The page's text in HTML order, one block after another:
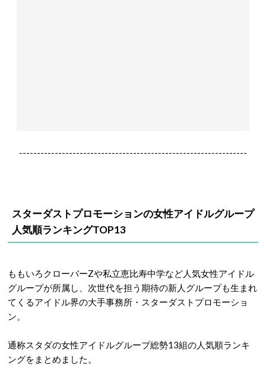
----------------------------------------------------------------
スターダストプロモーションの女性アイドルグループ
人気順ランキングTOP13
ももいろクローバーZや私立恵比寿中学など人気女性アイドル
グループが所属し、次世代を担う期待の新人グループも生まれ
てくるアイドル界の大手事務所・スターダストプロモーショ
ン。
通称スタダの女性アイドルグループ総勢13組の人気順ランキ
ングをまとめました。